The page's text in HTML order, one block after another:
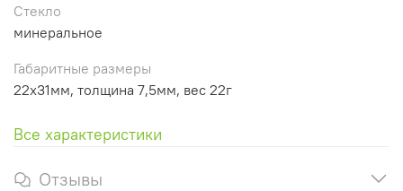
Стекло
минеральное
Габаритные размеры
22х31мм, толщина 7,5мм, вес 22г
Все характеристики
Отзывы